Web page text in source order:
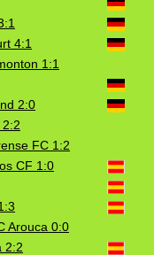
4:1
1:1
2:0
FC 1:2
CF 1:0
Arouca 0:0
2:2